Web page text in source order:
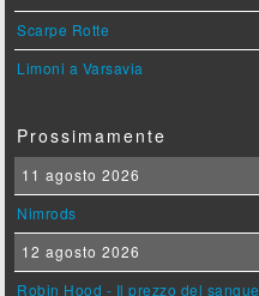
Scarpe Rotte
Limoni a Varsavia
Prossimamente
11 agosto 2026
Nimrods
12 agosto 2026
Robin Hood - Il prezzo del sangue